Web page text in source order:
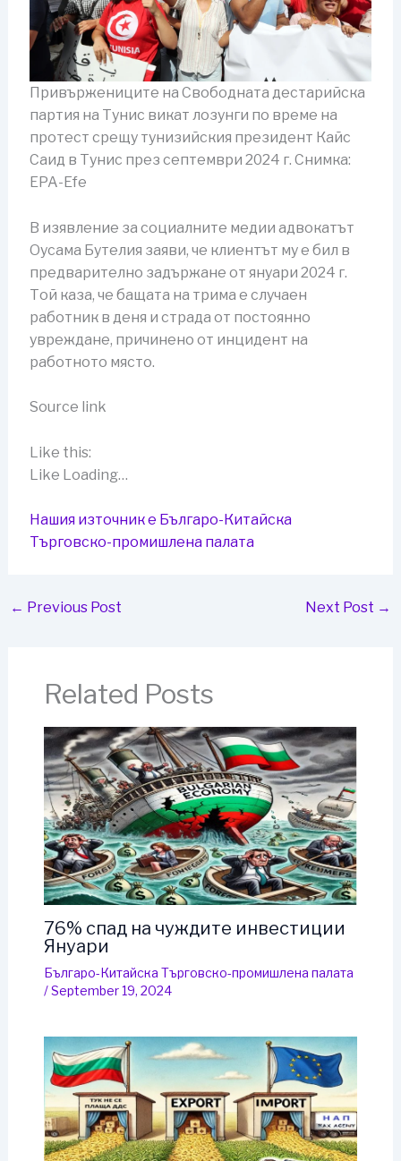
Привържениците на Свободната дестарийска
партия на Тунис викат лозунги по време на
протест срещу тунизийския президент Кайс
Саид в Тунис през септември 2024 г. Снимка:
EPA-Efe
В изявление за социалните медии адвокатът
Оусама Бутелия заяви, че клиентът му е бил в
предварително задържане от януари 2024 г.
Той каза, че бащата на трима е случаен
работник в деня и страда от постоянно
увреждане, причинено от инцидент на
работното място.
Source link
Like this:
Like Loading…
Нашия източник е Българо-Китайска
Търговско-промишлена палaта
← Previous Post Next Post →
Related Posts
76% спад на чуждите инвестиции
Януари
Българо-Китайска Търговско-промишлена палaта
/September 19, 2024